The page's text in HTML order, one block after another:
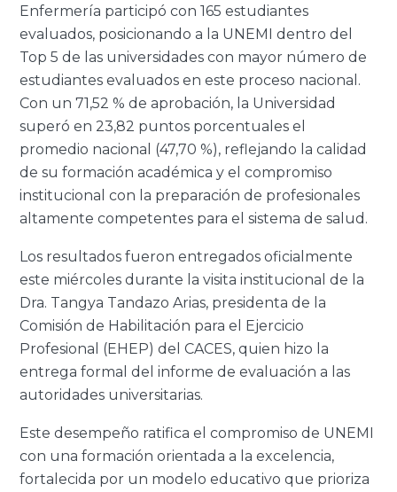
Enfermería participó con165 estudiantes
evaluados, posicionando a la UNEMI dentro del
Top 5 de las universidades con mayor número de
estudiantes evaluados en este proceso nacional.
Con un71,52 % de aprobación, la Universidad
superó en 23,82 puntos porcentuales el
promedio nacional (47,70 %), reflejando la calidad
de su formación académica y el compromiso
institucional con la preparación de profesionales
altamente competentes para el sistema de salud.
Los resultados fueron entregados oficialmente
este miércoles durante la visita institucional de la
Dra. Tangya Tandazo Arias, presidenta de la
Comisión de Habilitación para el Ejercicio
Profesional (EHEP) del CACES, quien hizo la
entrega formal del informe de evaluación a las
autoridades universitarias.
Este desempeño ratifica el compromiso de UNEMI
con una formación orientada a la excelencia,
fortalecida por un modelo educativo que prioriza